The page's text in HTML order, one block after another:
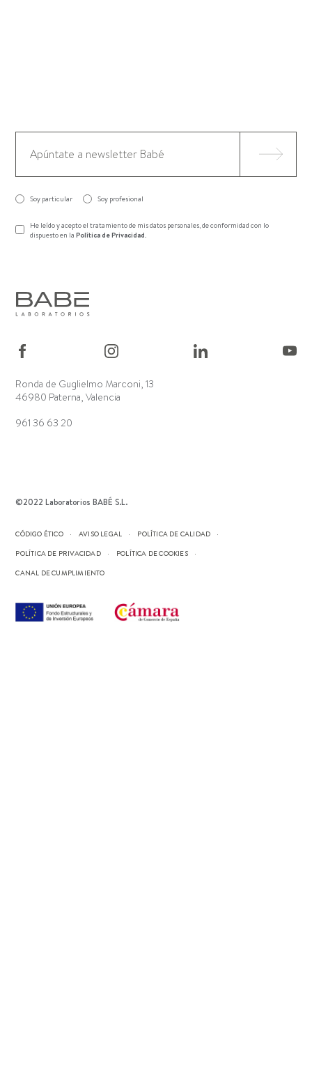
Soy particular Soy profesional
He leído y acepto el tratamiento de mis datos personales, de conformidad con lo
dispuesto en laPolítica de Privacidad.
Ronda de Guglielmo Marconi, 13
46980 Paterna, Valencia
961 36 63 20
©2022 Laboratorios BABÉ S.L.
CÓDIGO ÉTICO AVISO LEGAL
POLÍTICA DE CALIDAD
POLÍTICA DE PRIVACIDAD
POLÍTICA DE COOKIES
CANAL DE CUMPLIMIENTO